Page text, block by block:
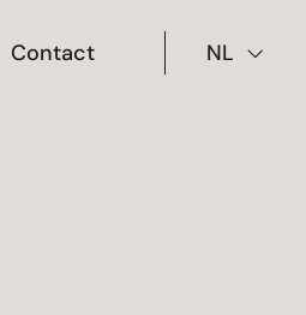
Contact NL